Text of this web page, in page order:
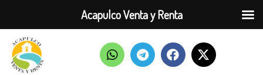
Acapulco Venta y Renta